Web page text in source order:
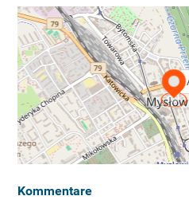
Kommentare